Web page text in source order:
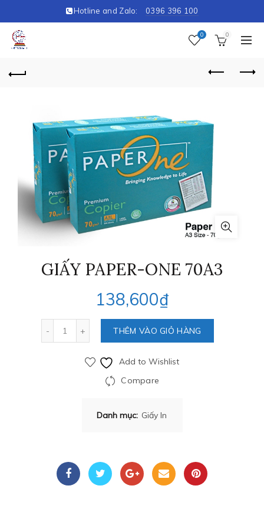
Hotline and Zalo: 0396 396 100
0 0
GIẤY PAPER-ONE 70A3
138,600₫
THÊM VÀO GIỎ HÀNG
Add to Wishlist
Compare
Danh mục: Giấy In